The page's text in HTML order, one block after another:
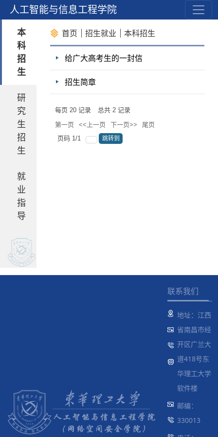
人工智能与信息工程学院
业
本
科
招
生
研
究
生
招
生
就
业
指
导
首页 招生就业 本科招生
给广大高考生的一封信
招生简章
每页 20记录 总共 2记录
第一页
<<上一页 下一页>>
尾页
页码 1/1 跳转到
联系我们
地址：江西
省南昌市经
开区广兰大
道418号东
华理工大学
软件楼
邮编：
330013